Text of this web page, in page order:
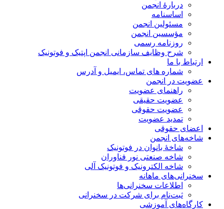
دربارۀ انجمن
اساسنامه
مسئولین انجمن
مؤسسین انجمن
روزنامه رسمی
شرح وظایف سازمانی انجمن اپتیک و فوتونیک
ارتباط با ما
شماره های تماس، ایمیل و آدرس
عضویت در انجمن
راهنمای عضویت
عضویت حقیقی
عضویت حقوقی
تمدید عضویت
اعضای حقوقی
شاخه‌های انجمن
شاخۀ بانوان در فوتونیک
شاخه صنعتی نور فناوران
شاخه‌ الکترونیک و فوتونیک آلی
سخنرانی‌های ماهانه
اطلاعات سخنرانی‌‌ها
ثبت‌نام برای شرکت در سخنرانی
کارگاه‌های آموزشی